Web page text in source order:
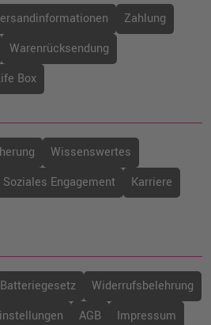
Zahlung
Warenrücksendung
Box
Wissenswertes
Soziales Engagement
Karriere
Batteriegesetz
Widerrufsbelehrung
AGB Impressum